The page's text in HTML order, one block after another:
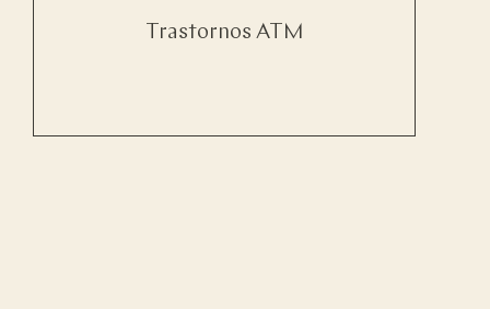
Trastornos ATM